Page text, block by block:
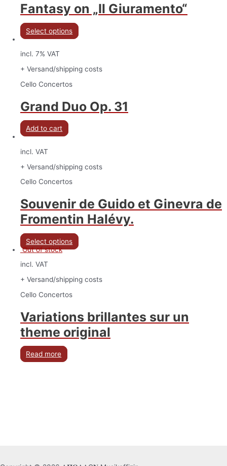
Fantasy on „Il Giuramento“
Select options
incl. 7% VAT
+ Versand/shipping costs
Cello Concertos
Grand Duo Op. 31
Add to cart
incl. VAT
+ Versand/shipping costs
Cello Concertos
Souvenir de Guido et Ginevra de
Fromentin Halévy.
Select options
Out of stock
incl. VAT
+ Versand/shipping costs
Cello Concertos
Variations brillantes sur un
theme original
Read more